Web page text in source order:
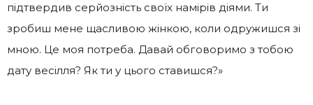
підтвердив серйозність своїх намірів діями. Ти
зробиш мене щасливою жінкою, коли одружишся зі
мною. Це моя потреба. Давай обговоримо з тобою
дату весілля? Як ти у цього ставишся?»